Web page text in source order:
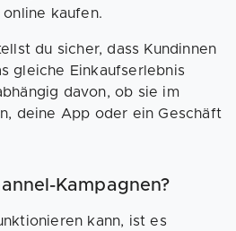
kaufen.
du sicher, dass Kundinnen
gleiche Einkaufserlebnis
davon, ob sie im
deine App oder ein Geschäft
Kampagnen?
kann, ist es